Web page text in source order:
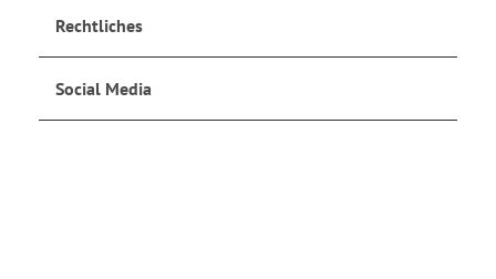
Rechtliches
Social Media